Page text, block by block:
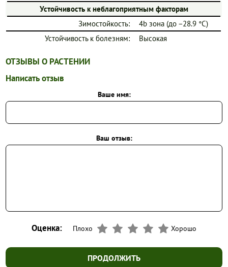
Устойчивость к неблагоприятным факторам
Зимостойкость:
4b зона (до −28.9 °C)
Устойчивость к болезням:
Высокая
ОТЗЫВЫ О РАСТЕНИИ
Написать отзыв
Ваше имя:
Ваш отзыв:
Оценка: Плохо Хорошо
ПРОДОЛЖИТЬ